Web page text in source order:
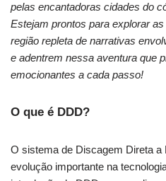
pelas encantadoras cidades do
Estejam prontos para explorar
região repleta de narrativas
e adentrem nessa aventura que
emocionantes a cada passo!
O que é DDD?
O sistema de Discagem Direta
evolução importante na